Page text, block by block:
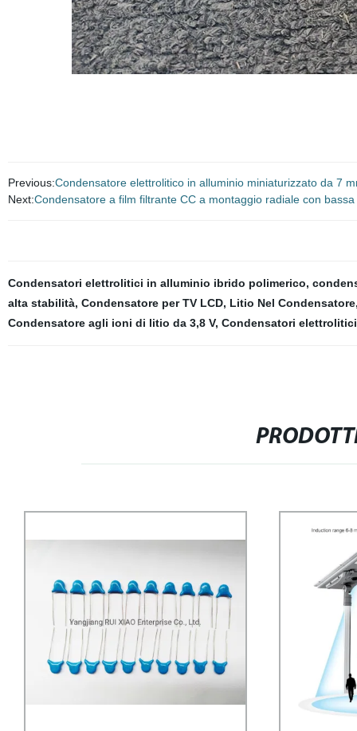
Previous:Condensatore elettrolitico in alluminio miniaturizzato da 7
Next:Condensatore a film filtrante CC a montaggio radiale con bassa
Condensatori elettrolitici in alluminio ibrido polimerico,
alta stabilità, Condensatore per TV LCD, Litio Nel Condensatore
Condensatore agli ioni di litio da 3,8 V, Condensatori